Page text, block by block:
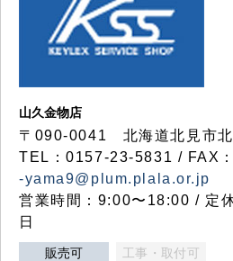
山久金物店
〒090-0041 北海道北見市
TEL：0157-23-5831 / FAX
-yama9@plum.plala.or.jp
営業時間：9:00〜18:00 / 定
日
販売可 工事・取付可